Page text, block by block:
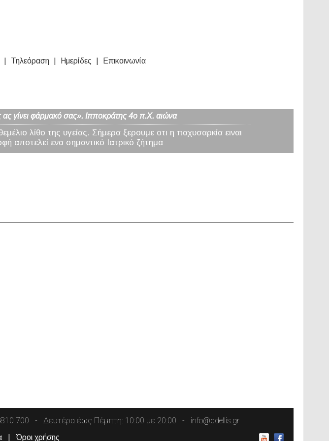
Τηλεόραση Ημερίδες Επικοινωνία
γίνει φάρμακό σας». Ιπποκράτης 4ο π.Χ. αιώνα
λίθο της υγείας. Σήμερα ξερουμε οτι η παχυσαρκία ειναι
αποτελεί ενα σημαντικό Ιατρικό ζήτημα
700 Δευτέρα έως Πέμπτη: 10:00 με 20:00 info@ddellis.gr
Όροι χρήσης